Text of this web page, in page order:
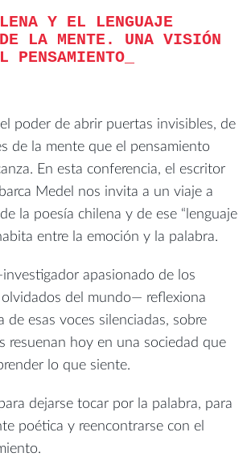
Y EL LENGUAJE
DE LA MENTE. UNA VISIÓN
PENSAMIENTO
poder de abrir puertas invisibles, de
de la mente que el pensamiento
En esta conferencia, el escritor
Medel nos invita a un viaje a
la poesía chilena y de ese “lenguaje
entre la emoción y la palabra.
apasionado de los
del mundo— reflexiona
de esas voces silenciadas, sobre
resuenan hoy en una sociedad que
lo que siente.
dejarse tocar por la palabra, para
poética y reencontrarse con el